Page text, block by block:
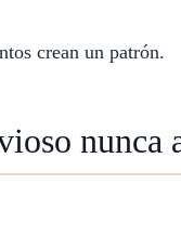
crean un patrón.
nunca